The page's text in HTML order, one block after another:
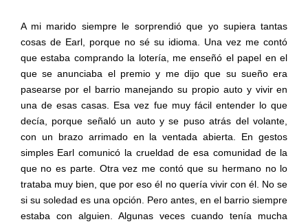
A mi marido siempre le sorprendió que yo supiera tantas
cosas de Earl, porque no sé su idioma. Una vez me contó
que estaba comprando la lotería, me enseñó el papel en el
que se anunciaba el premio y me dijo que su sueño era
pasearse por el barrio manejando su propio auto y vivir en
una de esas casas. Esa vez fue muy fácil entender lo que
decía, porque señaló un auto y se puso atrás del volante,
con un brazo arrimado en la ventada abierta. En gestos
simples Earl comunicó la crueldad de esa comunidad de la
que no es parte. Otra vez me contó que su hermano no lo
trataba muy bien, que por eso él no quería vivir con él. No se
si su soledad es una opción. Pero antes, en el barrio siempre
estaba con alguien. Algunas veces cuando tenía mucha